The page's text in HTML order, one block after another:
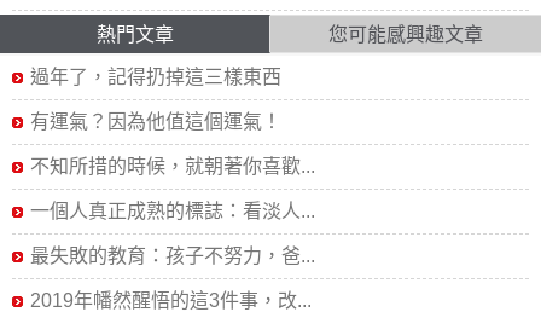
熱門文章 您可能感興趣文章
過年了，記得扔掉這三樣東西
有運氣？因為他值這個運氣！
不知所措的時候，就朝著你喜歡...
一個人真正成熟的標誌：看淡人...
最失敗的教育：孩子不努力，爸...
2019年幡然醒悟的這3件事，改...